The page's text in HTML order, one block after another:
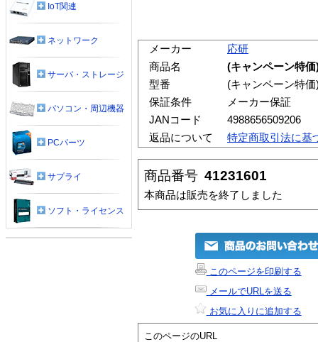
メーカー
応研
商品名
(キャンペーン特
型番
(キャンペーン特
保証条件
メーカー保証
JANコード
4988656509206
返品について
特定商取引法に基
商品番号 41231601
本商品は販売を終了しました
このページを印刷する
メールでURLを送る
お気に入りに追加する
このページのURL
IoT関連
ネットワーク
サーバ・ストレージ
パソコン・周辺機器
PCパーツ
サプライ
ソフト・ライセンス